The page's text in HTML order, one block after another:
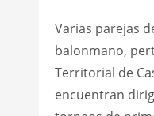
Varias parejas
balonmano,
Territorial de
encuentran